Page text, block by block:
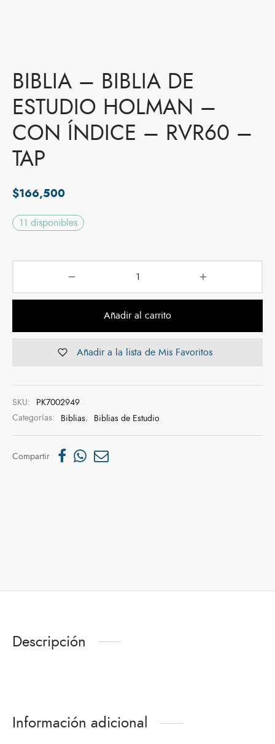
BIBLIA – BIBLIA DE
ESTUDIO HOLMAN –
CON ÍNDICE – RVR60 –
TAP
$166,500
11 disponibles
Añadir al carrito
Añadir a la lista de Mis Favoritos
SKU: PK7002949
Categorías: Biblias, Biblias de Estudio
Compartir
Descripción
Información adicional